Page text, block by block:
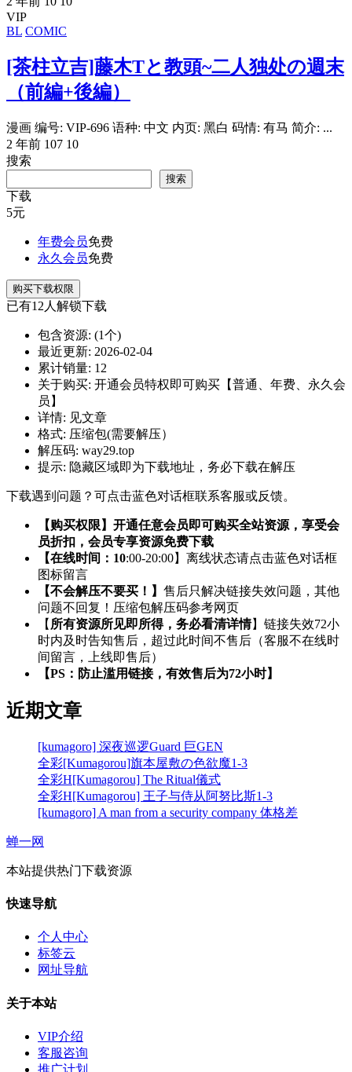
VIP
BL COMIC
[茶柱立吉]藤木Tと教頭~二人独处の週末
（前編+後編）
漫画 编号: VIP-696 语种: 中文 内页: 黑白 码情: 有马 简介: ...
2 年前 107 10
搜索
搜索
下载
5元
年费会员免费
永久会员免费
购买下载权限
已有12 人解锁下载
包含资源: (1个)
最近更新: 2026-02-04
累计销量: 12
关于购买: 开通会员特权即可购买【普通、年费、永久会
员】
详情: 见文章
格式: 压缩包(需要解压）
解压码: way29.top
提示: 隐藏区域即为下载地址，务必下载在解压
下载遇到问题？可点击蓝色对话框联系客服或反馈。
【购买权限】开通任意会员即可购买全站资源，享受会
员折扣，会员专享资源免费下载
【在线时间：10:00-20:00】离线状态请点击蓝色对话框
图标留言
【不会解压不要买！】 售后只解决链接失效问题，其他
问题不回复！压缩包解压码参考网页
【 所有资源所见即所得，务必看清详情】链接失效72小
时内及时告知售后，超过此时间不售后（客服不在线时
间留言，上线即售后）
【PS：防止滥用链接，有效售后为72小时】
近期文章
[kumagoro] 深夜巡逻Guard 巨GEN
全彩[Kumagorou]旗本屋敷の色欲魔1-3
全彩H[Kumagorou] The Ritual儀式
全彩H[Kumagorou] 王子与侍从阿努比斯1-3
[kumagoro] A man from a security company 体格差
蝉一网
本站提供热门下载资源
快速导航
个人中心
标签云
网址导航
关于本站
VIP介绍
客服咨询
推广计划